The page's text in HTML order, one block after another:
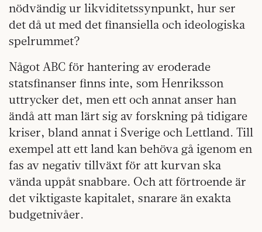
nödvändig ur likviditetssynpunkt, hur ser
det då ut med det finansiella och ideologiska
spelrummet?
Något ABC för hantering av eroderade
statsfinanser finns inte, som Henriksson
uttrycker det, men ett och annat anser han
ändå att man lärt sig av forskning på tidigare
kriser, bland annat i Sverige och Lettland. Till
exempel att ett land kan behöva gå igenom en
fas av negativ tillväxt för att kurvan ska
vända uppåt snabbare. Och att förtroende är
det viktigaste kapitalet, snarare än exakta
budgetnivåer.